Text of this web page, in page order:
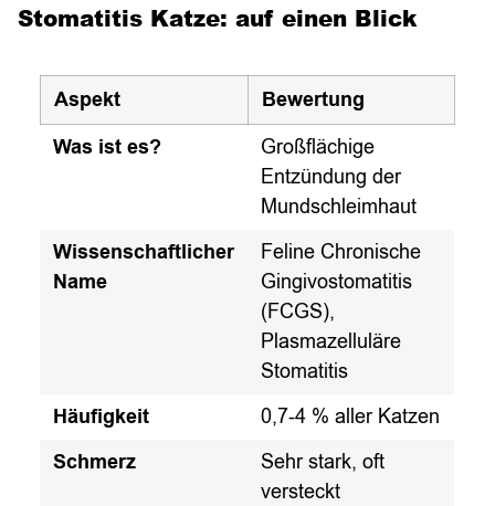
Stomatitis Katze: auf einen Blick
Aspekt
Bewertung
Was ist es?
Großflächige
Entzündung der
Mundschleimhaut
Wissenschaftlicher
Name
Feline Chronische
Gingivostomatitis
(FCGS),
Plasmazelluläre
Stomatitis
Häufigkeit 0,7-4 % aller Katzen
Schmerz
Sehr stark, oft
versteckt